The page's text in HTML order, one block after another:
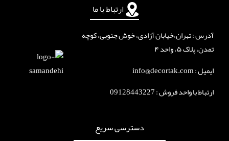
دسترسی سریع
ارتباط با ما
آدرس : تهران،خیابان آزادی، خوش جنوبی، کوچه
تمدن، پلاک ۵، واحد ۴
ایمیل : info@decortak.com
ارتباط با واحد فروش :09128443227